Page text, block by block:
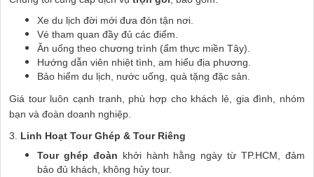
Xe du lịch đời mới đưa đón tận nơi.
Vé tham quan đầy đủ các điểm.
Ăn uống theo chương trình (ẩm thực miền Tây).
Hướng dẫn viên nhiệt tình, am hiểu địa phương.
Bảo hiểm du lịch, nước uống, quà tặng đặc sản.
Giá tour luôn cạnh tranh, phù hợp cho khách lẻ, gia đình, nhóm
bạn và đoàn doanh nghiệp.
3. Linh Hoạt Tour Ghép & Tour Riêng
Tour ghép đoàn khởi hành hằng ngày từ TP.HCM, đảm
bảo đủ khách, không hủy tour.